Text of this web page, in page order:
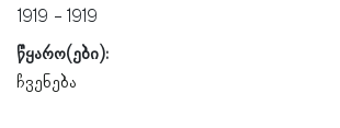
1919
1919
წყარო(ები):
ჩვენება